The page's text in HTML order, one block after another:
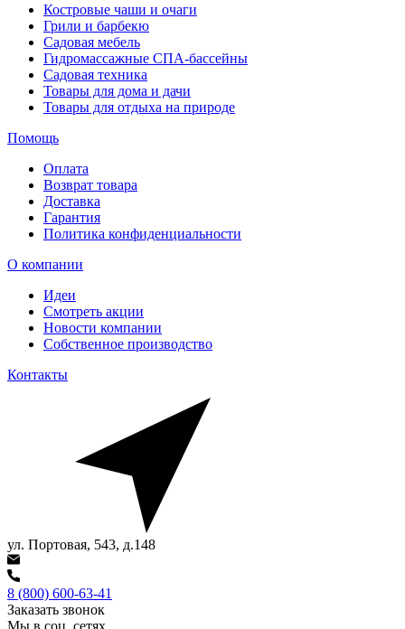
Костровые чаши и очаги
Грили и барбекю
Садовая мебель
Гидромассажные СПА-бассейны
Садовая техника
Товары для дома и дачи
Товары для отдыха на природе
Помощь
Оплата
Возврат товара
Доставка
Гарантия
Политика конфиденциальности
О компании
Идеи
Смотреть акции
Новости компании
Собственное производство
Контакты
ул. Портовая, 543, д.148
8 (800) 600-63-41
Заказать звонок
Мы в соц. сетях